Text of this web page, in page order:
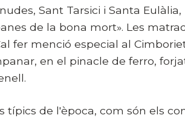
Sant Tarsici i Santa
de la bona mort». Les
fer menció especial al
en el pinacle de ferro,
de l'època, com són els